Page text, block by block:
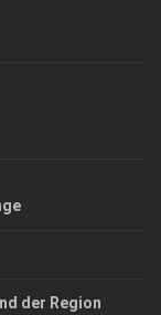
der Region